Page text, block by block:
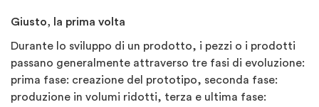
Giusto, la prima volta
Durante lo sviluppo di un prodotto, i pezzi o i prodotti
passano generalmente attraverso tre fasi di evoluzione:
prima fase: creazione del prototipo, seconda fase:
produzione in volumi ridotti, terza e ultima fase: